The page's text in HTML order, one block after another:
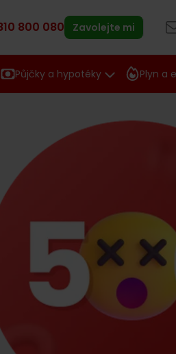
800 080 Zavolejte mi
Půjčky a hypotéky Plyn a